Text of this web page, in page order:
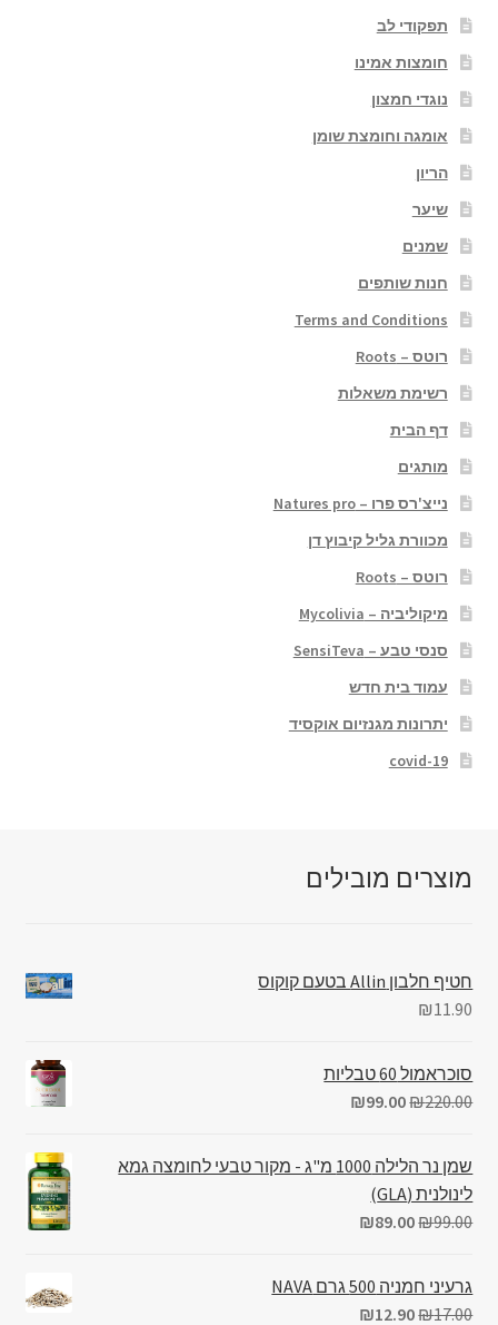
תפקודי לב
חומצות אמינו
נוגדי חמצון
אומגה וחומצת שומן
הריון
שיער
שמנים
חנות שותפים
Terms and Conditions
רוטס – Roots
רשימת משאלות
דף הבית
מותגים
נייצ'רס פרו – Natures pro
מכוורת גליל קיבוץ דן
רוטס – Roots
מיקוליביה – Mycolivia
סנסי טבע – SensiTeva
עמוד בית חדש
יתרונות מגנזיום אוקסיד
covid-19
מוצרים מובילים
חטיף חלבון Allin בטעם קוקוס
₪11.90
סוכראמול 60 טבליות
₪220.00
₪99.00
שמן נר הלילה 1000 מ"ג - מקור טבעי לחומצה גמא
לינולנית (GLA)
₪99.00
₪89.00
גרעיני חמניה 500 גרם NAVA
₪17.00
₪12.90